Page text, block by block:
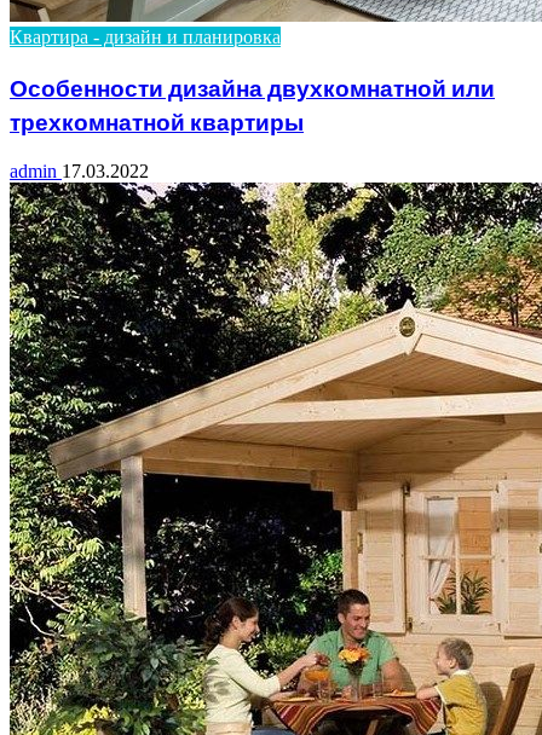
Квартира - дизайн и планировка
Особенности дизайна двухкомнатной или
трехкомнатной квартиры
admin 17.03.2022